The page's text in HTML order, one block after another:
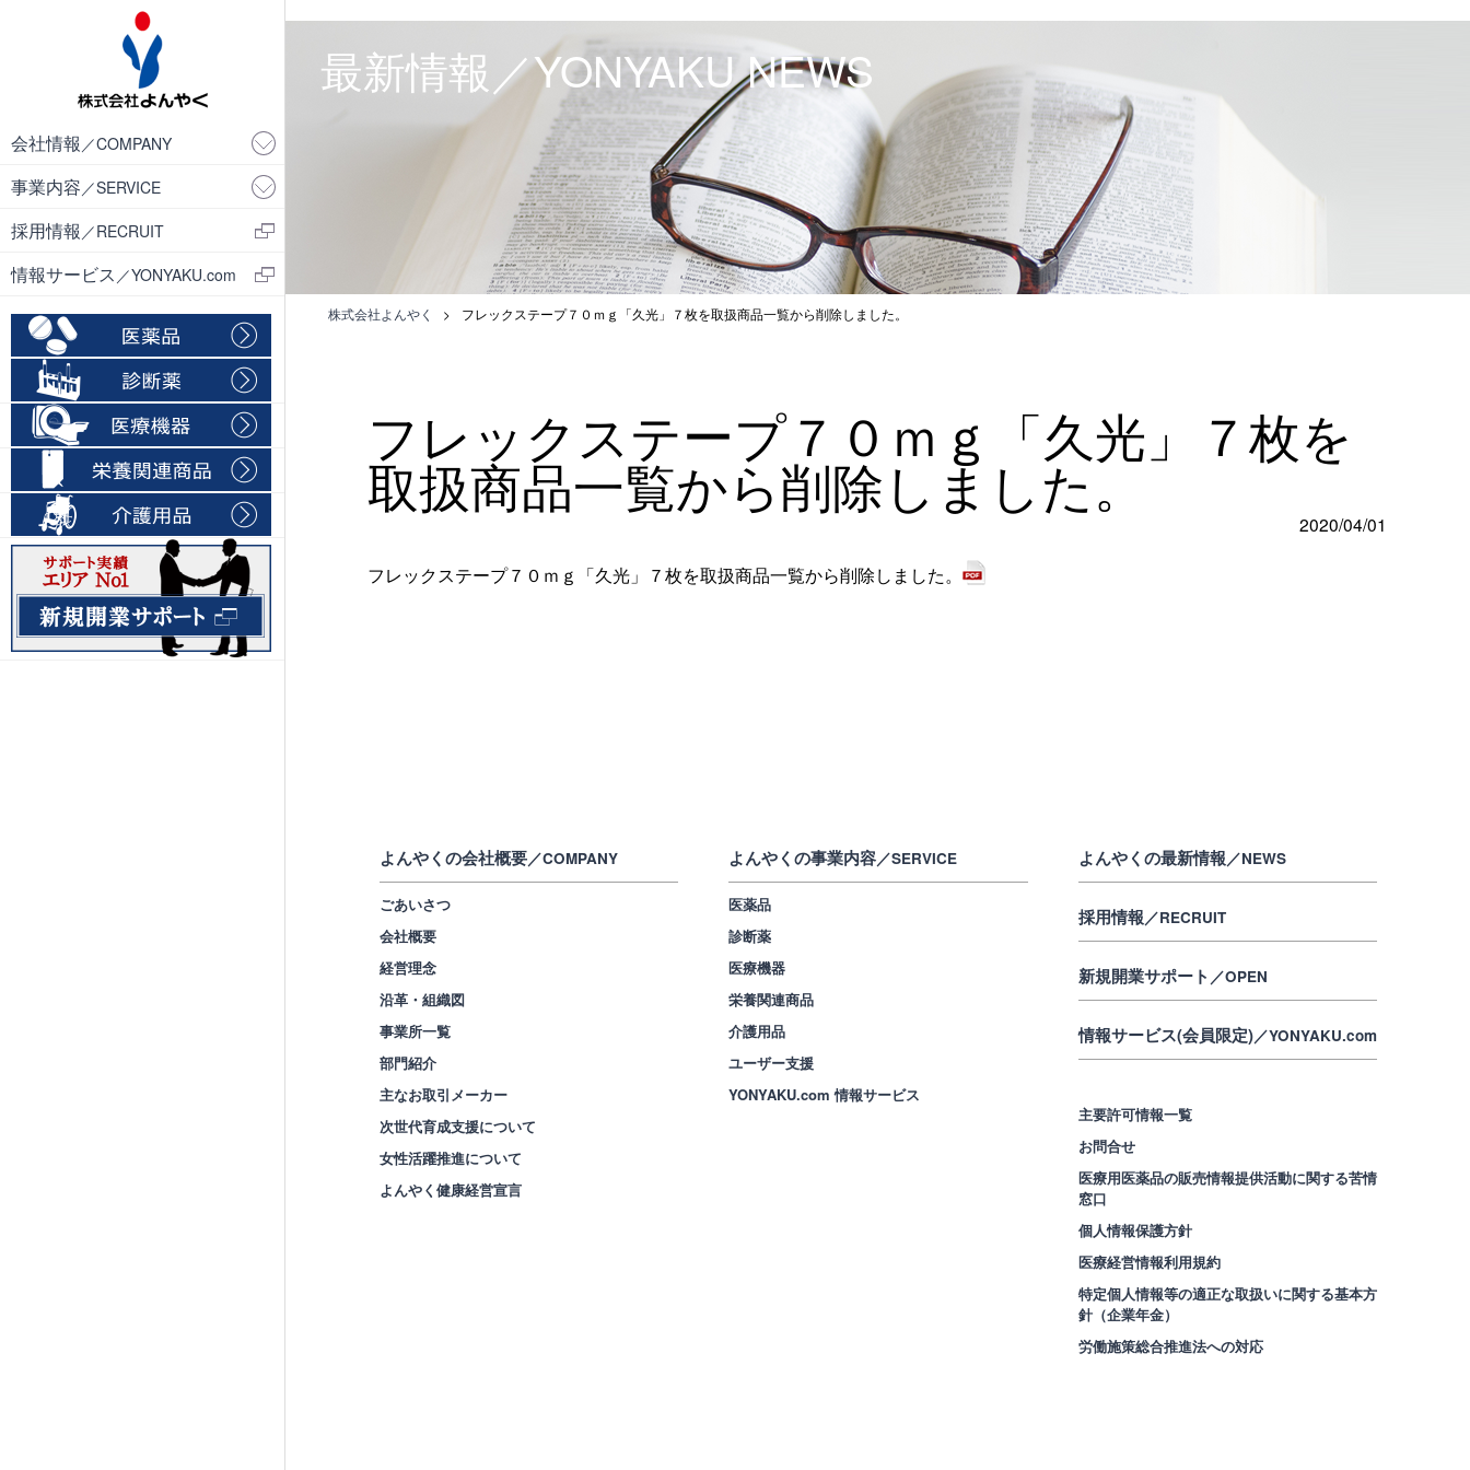
会社情報 ／COMPANY
事業内容／SERVICE
採用情報 ／RECRUIT
情報サービス ／YONYAKU.com
最新情報／YONYAKU NEWS
株式会社よんやく > フレックステープ７０ｍｇ「久光」７枚を取扱商品一覧から削除しました。
フレックステープ７０ｍｇ「久光」７枚を
取扱商品一覧から削除しました。
2020/04/01
フレックステープ７０ｍｇ「久光」７枚を取扱商品一覧から削除しました。
よんやくの会社概要／COMPANY
ごあいさつ
会社概要
経営理念
沿革・組織図
事業所一覧
部門紹介
主なお取引メーカー
次世代育成支援について
女性活躍推進について
よんやく健康経営宣言
よんやくの事業内容／SERVICE
医薬品
診断薬
医療機器
栄養関連商品
介護用品
ユーザー支援
YONYAKU.com 情報サービス
よんやくの最新情報 ／NEWS
採用情報 ／RECRUIT
新規開業サポート ／OPEN
情報サービス(会員限定)／YONYAKU.com
主要許可情報一覧
お問合せ
医療用医薬品の販売情報提供活動に関する苦情
窓口
個人情報保護方針
医療経営情報利用規約
特定個人情報等の適正な取扱いに関する基本方
針（企業年金）
労働施策総合推進法への対応